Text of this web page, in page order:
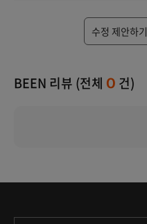
수정 제안하기
BEEN 리뷰 (전체 0 건)